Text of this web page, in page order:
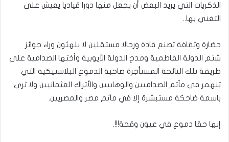
الذكريات التي يريد البعض أن يجعل منها دورا قياديا يعيش على
التغني بها..
حضارة وثقافة تصنع قادة ورجالا مستقلين لا يلهثون وراء جوائز
شتم الدولة الفاطمية ومدح الدولة الأيوبية وأختها الصدامية على
طريقة تلك النائحة المستأجرة صاحبة الدموع البلاستيكية التي
تنهمر في مآتم الصداميين والوهابيين والأتراك العثمانيين ولا ترى
باسمة ضاحكة مستبشرة إلا في مآتم مصر والمصريين.
إنها حقا دموع في عيون وقحة!!!.